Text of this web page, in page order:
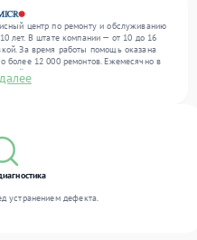
центр по ремонту и обслуживанию
лет. В штате компании — от 10 до 16
За время работы помощь оказана
более 12 000 ремонтов. Ежемесячно в
включая , , . Мы выполняем ремонт
уровень сервиса благодаря
устранением дефекта.